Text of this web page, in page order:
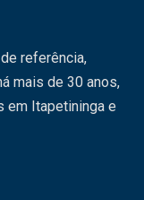
referência,
mais de 30 anos,
em Itapetininga e